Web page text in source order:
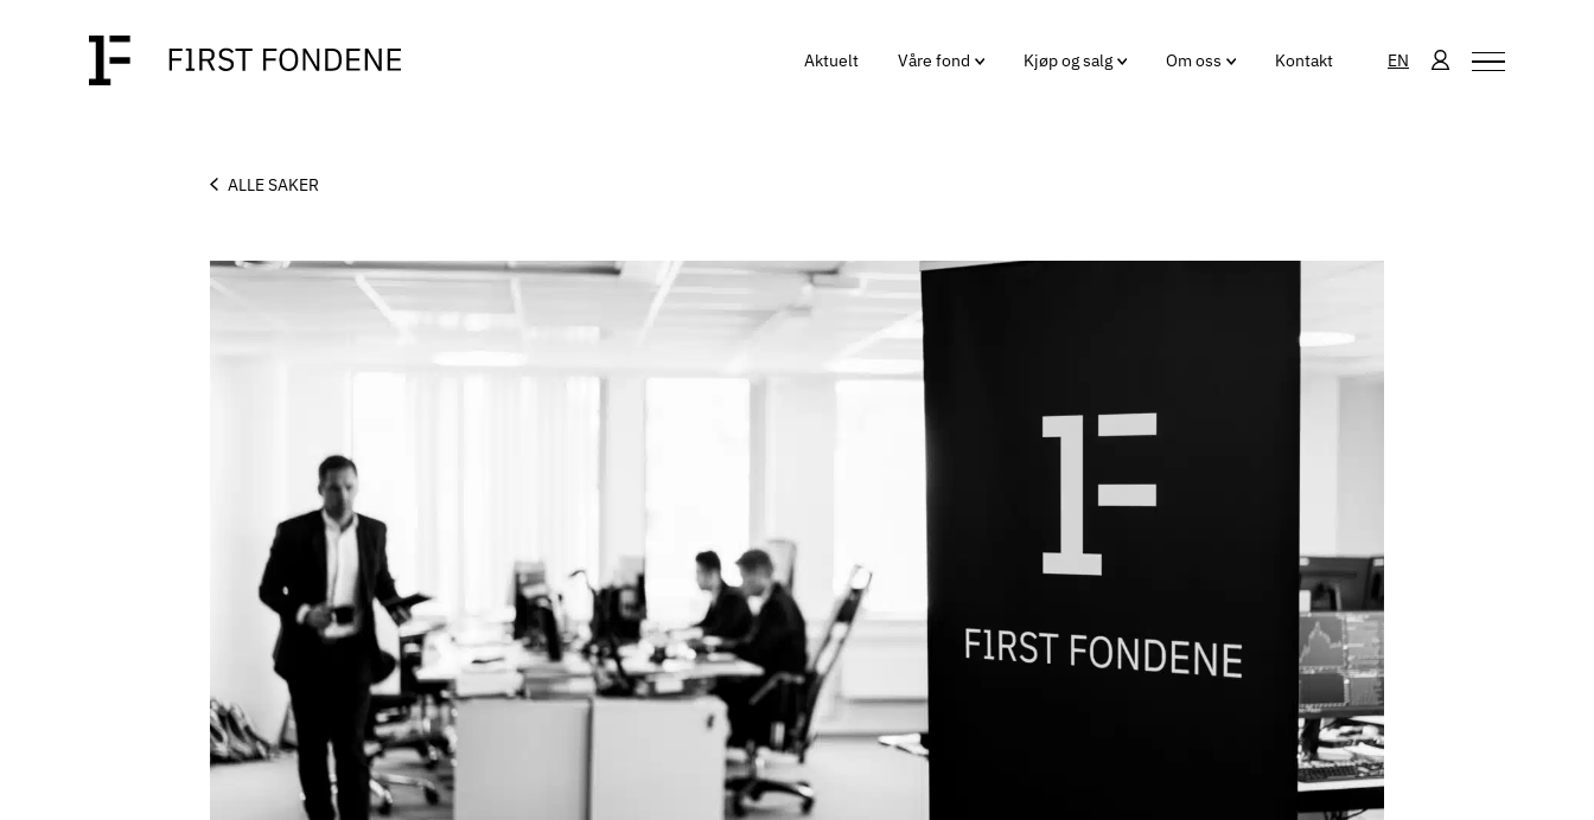
Aktuelt Våre fond Kjøp og salg Om oss Kontakt EN
ALLE SAKER